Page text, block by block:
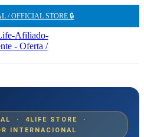
/ OFFICIAL STORE 🔒
· 4LIFE STORE ·
INTERNACIONAL